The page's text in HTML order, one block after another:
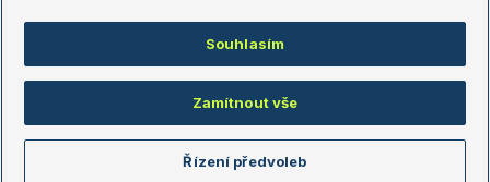
Copyright © 2008-2026 TenisPortal.cz. Využíváme zpravodajství ČTK.
Souhlasím
Zamítnout vše
Řízení předvoleb